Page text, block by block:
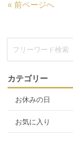
« 前ページへ
カテゴリー
お休みの日
お気に入り